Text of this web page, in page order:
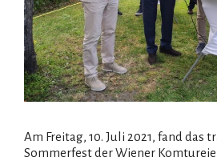
Am Freitag, 10. Juli 2021, fand das
Sommerfest der Wiener